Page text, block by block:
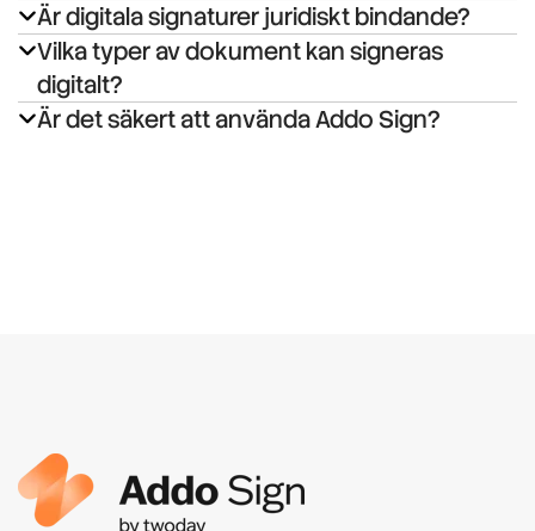
Är digitala signaturer juridiskt bindande?
Vilka typer av dokument kan signeras
digitalt?
Är det säkert att använda Addo Sign?